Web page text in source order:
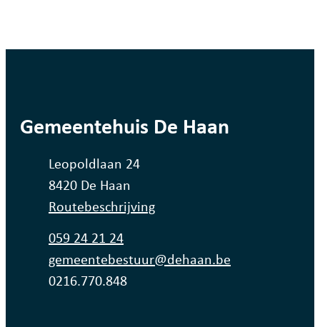
contact
Gemeentehuis De Haan
AdresLeopoldlaan 24
,8420 De Haan
Routebeschrijving
059 24 21 24
E-mailgemeentebestuur@dehaan.be
Ondernemingsnummer
0216.770.848